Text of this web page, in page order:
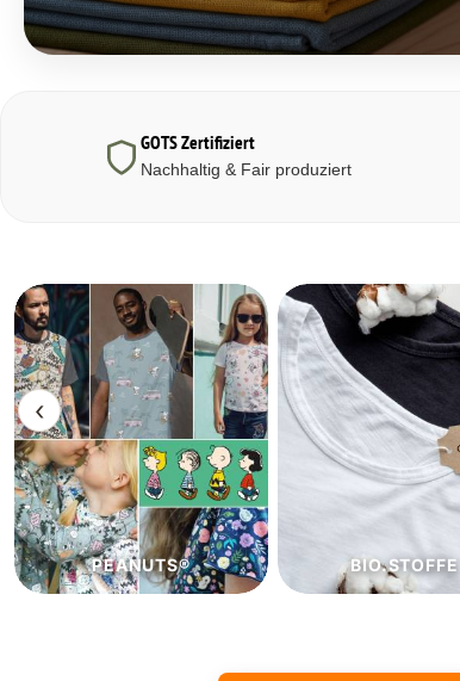
GOTS Zertifiziert
Nachhaltig & Fair produziert
‹
BIO.STOFFE ECO.STOFFE